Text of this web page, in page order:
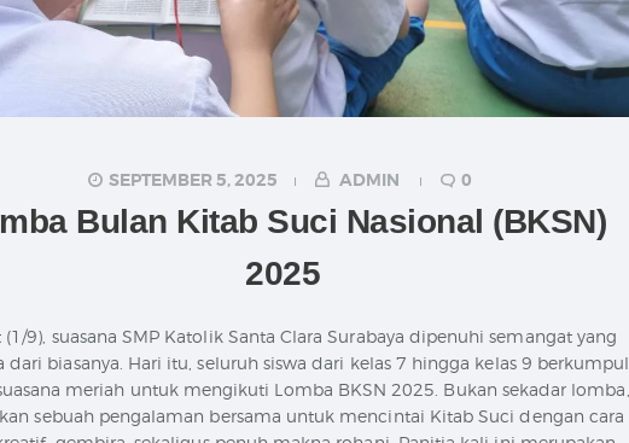
SEPTEMBER 5, 2025 ADMIN 0
Bulan Kitab Suci Nasional (BKSN)
2025
9), suasana SMP Katolik Santa Clara Surabaya dipenuhi semangat yang
dari biasanya. Hari itu, seluruh siswa dari kelas 7 hingga kelas 9 berkumpul
meriah untuk mengikuti Lomba BKSN 2025. Bukan sekadar lomba,
sebuah pengalaman bersama untuk mencintai Kitab Suci dengan cara